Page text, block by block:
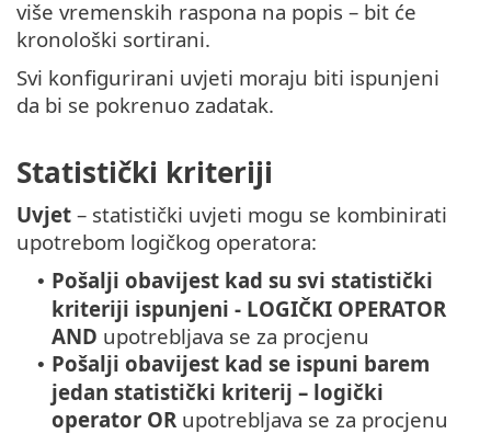
više vremenskih raspona na popis – bit će
kronološki sortirani.
Svi konfigurirani uvjeti moraju biti ispunjeni
da bi se pokrenuo zadatak.
Statistički kriteriji
Uvjet – statistički uvjeti mogu se kombinirati
upotrebom logičkog operatora:
• Pošalji obavijest kad su svi statistički
kriteriji ispunjeni - LOGIČKI OPERATOR
AND upotrebljava se za procjenu
• Pošalji obavijest kad se ispuni barem
jedan statistički kriterij – logički
operator OR upotrebljava se za procjenu